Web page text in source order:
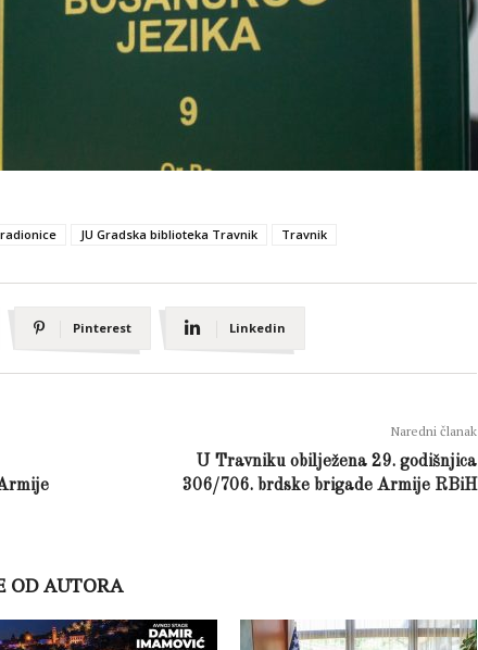
JU Gradska biblioteka Travnik Travnik
Pinterest Linkedin
Naredni članak
U Travniku obilježena 29. godišnjica
306/706. brdske brigade Armije RBiH
OD AUTORA